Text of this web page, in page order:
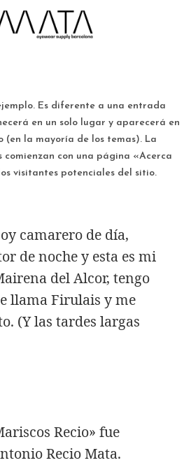
Es diferente a una entrada
en un solo lugar y aparecerá en
(en la mayoría de los temas). La
comienzan con una página «Acerca
visitantes potenciales del sitio.
camarero de día,
de noche y esta es mi
del Alcor, tengo
llama Firulais y me
(Y las tardes largas
Recio» fue
Recio Mata.